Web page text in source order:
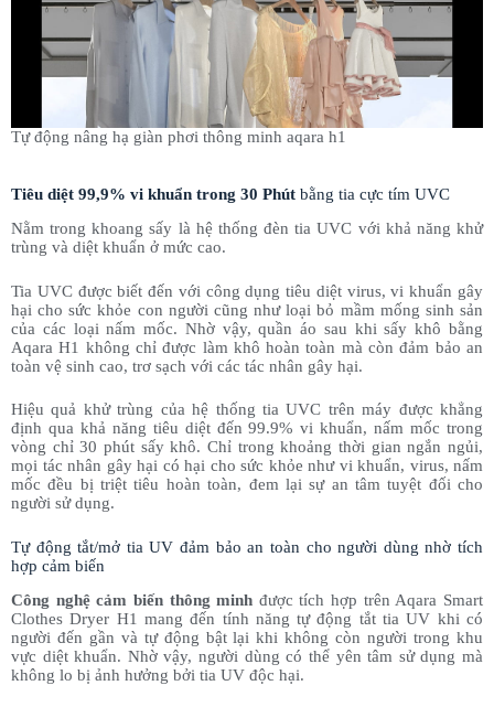
Tự động nâng hạ giàn phơi thông minh aqara h1
Tiêu diệt 99,9% vi khuẩn trong 30 Phút bằng tia cực tím UVC
Nằm trong khoang sấy là hệ thống đèn tia UVC với khả năng khử
trùng và diệt khuẩn ở mức cao.
Tia UVC được biết đến với công dụng tiêu diệt virus, vi khuẩn gây
hại cho sức khỏe con người cũng như loại bỏ mầm mống sinh sản
của các loại nấm mốc. Nhờ vậy, quần áo sau khi sấy khô bằng
Aqara H1 không chỉ được làm khô hoàn toàn mà còn đảm bảo an
toàn vệ sinh cao, trơ sạch với các tác nhân gây hại.
Hiệu quả khử trùng của hệ thống tia UVC trên máy được khẳng
định qua khả năng tiêu diệt đến 99.9% vi khuẩn, nấm mốc trong
vòng chỉ 30 phút sấy khô. Chỉ trong khoảng thời gian ngắn ngủi,
mọi tác nhân gây hại có hại cho sức khỏe như vi khuẩn, virus, nấm
mốc đều bị triệt tiêu hoàn toàn, đem lại sự an tâm tuyệt đối cho
người sử dụng.
Tự động tắt/mở tia UV đảm bảo an toàn cho người dùng nhờ tích
hợp cảm biến
Công nghệ cảm biến thông minh được tích hợp trên Aqara Smart
Clothes Dryer H1 mang đến tính năng tự động tắt tia UV khi có
người đến gần và tự động bật lại khi không còn người trong khu
vực diệt khuẩn. Nhờ vậy, người dùng có thể yên tâm sử dụng mà
không lo bị ảnh hưởng bởi tia UV độc hại.